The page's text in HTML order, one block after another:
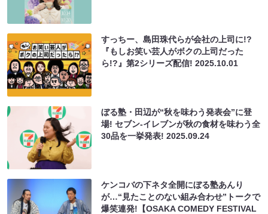
すっちー、島田珠代らが会社の上司に!?
『もしお笑い芸人がボクの上司だった
ら!?』第2シリーズ配信!2025.10.01
ぼる塾・田辺が“秋を味わう発表会”に登
場! セブン‐イレブンが秋の食材を味わう全
30品を一挙発表!2025.09.24
ケンコバの下ネタ全開にぼる塾あんり
が…“見たことのない組み合わせ”トークで
爆笑連発!【OSAKA COMEDY FESTIVAL